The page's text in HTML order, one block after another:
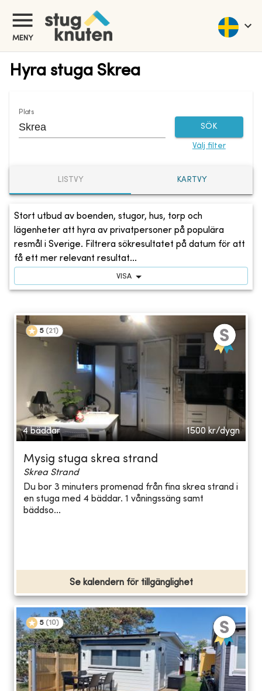
MENY
Hyra stuga Skrea
Plats
SÖK
Välj filter
LISTVY KARTVY
Stort utbud av boenden, stugor, hus, torp och
lägenheter att hyra av privatpersoner på populära
resmål i Sverige. Filtrera sökresultatet på datum för att
få ett mer relevant resultat...
VISA
5 (21 )
4 bäddar 1500 kr/dygn
Mysig stuga skrea strand
Skrea Strand
Du bor 3 minuters promenad från fina skrea strand i
en stuga med 4 bäddar. 1 våningssäng samt
bäddso...
Se kalendern för tillgänglighet
5 (10)